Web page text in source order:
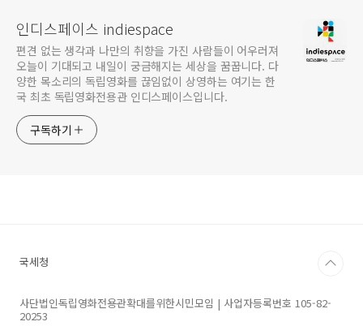
인디스페이스 indiespace
편견 없는 생각과 나만의 취향을 가진 사람들이 어우러져
오늘이 기대되고 내일이 궁금해지는 세상을 꿈꿉니다. 다
양한 목소리의 독립영화를 끊임없이 상영하는 여기는 한
국 최초 독립영화전용관 인디스페이스입니다.
구독하기
국세청
사단법인독립영화전용관확대를위한시민모임 | 사업자등록번호 105-82-
20253